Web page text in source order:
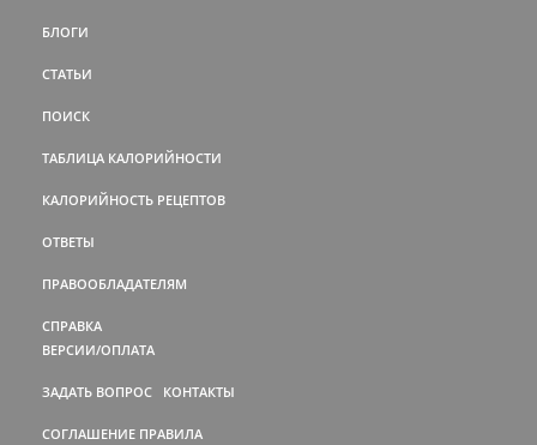
БЛОГИ
СТАТЬИ
ПОИСК
ТАБЛИЦА КАЛОРИЙНОСТИ
КАЛОРИЙНОСТЬ РЕЦЕПТОВ
ОТВЕТЫ
ПРАВООБЛАДАТЕЛЯМ
СПРАВКА
ВЕРСИИ/ОПЛАТА
ЗАДАТЬ ВОПРОС КОНТАКТЫ
СОГЛАШЕНИЕ ПРАВИЛА